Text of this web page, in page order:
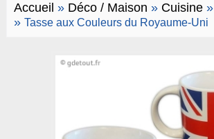
Accueil » Déco / Maison » Cuisine»
» Tasse aux Couleurs du Royaume-Uni